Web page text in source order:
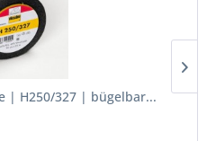
| H250/327 | bügelbar...